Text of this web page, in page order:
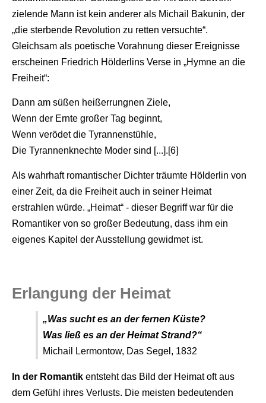
zielende Mann ist kein anderer als Michail Bakunin, der
„die sterbende Revolution zu retten versuchte“.
Gleichsam als poetische Vorahnung dieser Ereignisse
erscheinen Friedrich Hölderlins Verse in „Hymne an die
Freiheit“:
Dann am süßen heißerrungnen Ziele,
Wenn der Ernte großer Tag beginnt,
Wenn verödet die Tyrannenstühle,
Die Tyrannenknechte Moder sind [...].[6]
Als wahrhaft romantischer Dichter träumte Hölderlin von
einer Zeit, da die Freiheit auch in seiner Heimat
erstrahlen würde. „Heimat“ - dieser Begriff war für die
Romantiker von so großer Bedeutung, dass ihm ein
eigenes Kapitel der Ausstellung gewidmet ist.
Erlangung der Heimat
„Was sucht es an der fernen Küste?
Was ließ es an der Heimat Strand?“
Michail Lermontow, Das Segel, 1832
In der Romantik entsteht das Bild der Heimat oft aus
dem Gefühl ihres Verlusts. Die meisten bedeutenden